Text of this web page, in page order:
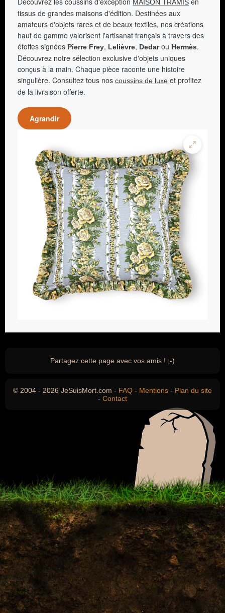
MAISON TRAMIS
tissus de grandes maisons d'édition. Destinées aux
amateurs d'objets rares et de beaux textiles, nos créations
haut de gamme valorisent l'artisanat français à travers des
étoffes signées Pierre Frey, Lelièvre, Dedarou Hermès.
Découvrez notre sélection exclusive d'objets uniques
conçus à la main. Chaque pièce raconte une histoire
singulière. Consultez tous nos coussins de luxe et profitez
de la livraison offerte.
Agrandir
Partagez cette page avec vos amis ! ;-)
© 2004 - 2026 JeSuisMort.com - FAQ - Mentions - Plan du site
- Contact